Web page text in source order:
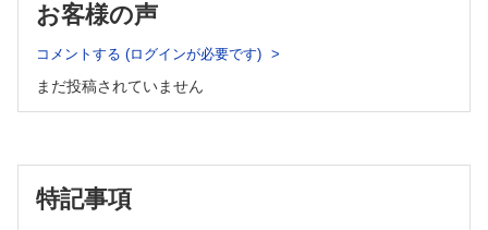
1888年10月23日火曜日 Du mardi 23 octobre, 1888
Leçon 7
営利目的の催眠術に誘発された機能性神経障害
1889年1月29日火曜日 Du mardi 29 janvier, 1889
Leçon 8
お客様の声
コメントする (ログインが必要です)
まだ投稿されていません
特記事項